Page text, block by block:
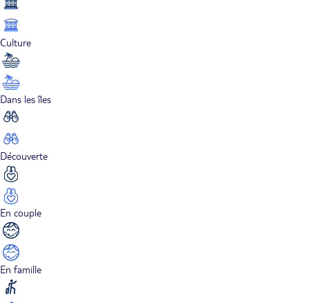
Culture
Dans les îles
Découverte
En couple
En famille